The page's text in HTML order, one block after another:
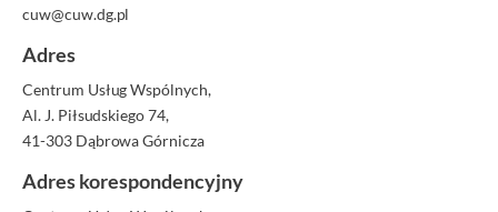
cuw@cuw.dg.pl
Adres
Centrum Usług Wspólnych,
Al. J. Piłsudskiego 74,
41-303 Dąbrowa Górnicza
Adres korespondencyjny